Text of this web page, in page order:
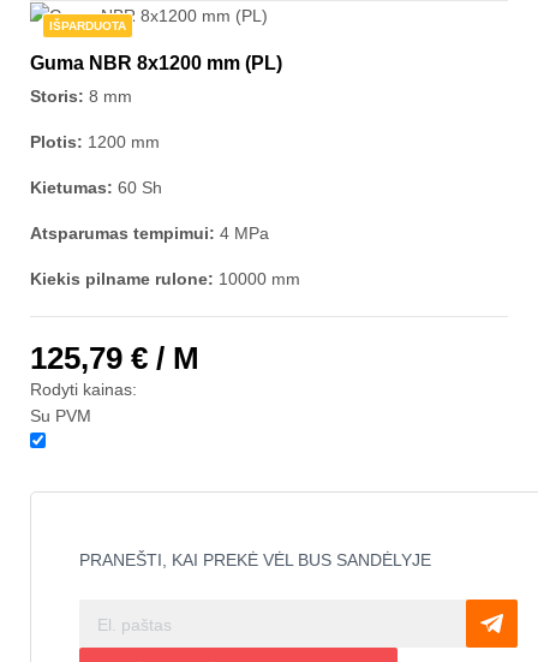
IŠPARDUOTA
Guma NBR 8x1200 mm (PL)
Storis: 8 mm
Plotis: 1200 mm
Kietumas: 60 Sh
Atsparumas tempimui: 4 MPa
Kiekis pilname rulone: 10000 mm
125,79 € / M
Rodyti kainas:
Su PVM
PRANEŠTI, KAI PREKĖ VĖL BUS SANDĖLYJE